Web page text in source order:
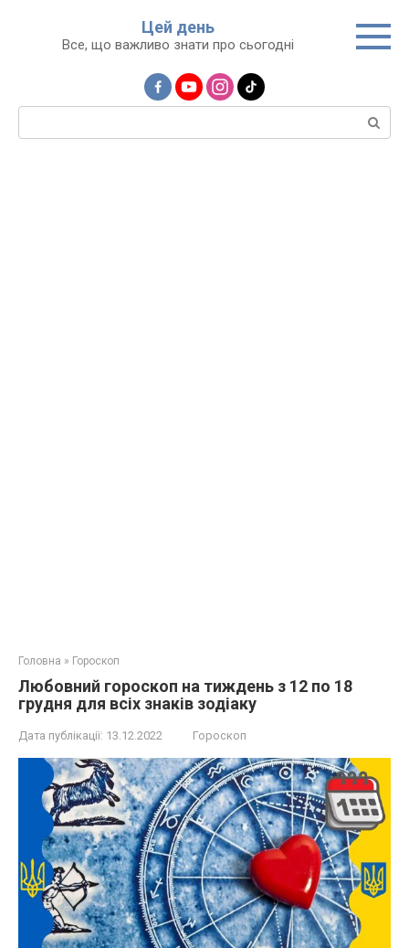
Цей день
Все, що важливо знати про сьогодні
Пошук:
Головна » Гороскоп
Любовний гороскоп на тиждень з 12 по 18
грудня для всіх знаків зодіаку
Дата публікації: 13.12.2022 Гороскоп